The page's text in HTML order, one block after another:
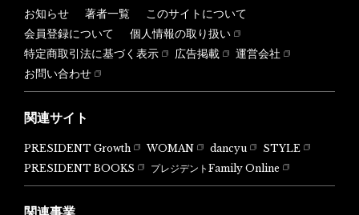
お知らせ 著者一覧
このサイトについて
会員登録について
個人情報の取り扱い
特定商取引法に基づく表示
広告掲載
運営会社
お問い合わせ
関連サイト
PRESIDENT Growth WOMAN dancyu
STYLE
PRESIDENT BOOKS
プレジデントFamily Online
関連事業